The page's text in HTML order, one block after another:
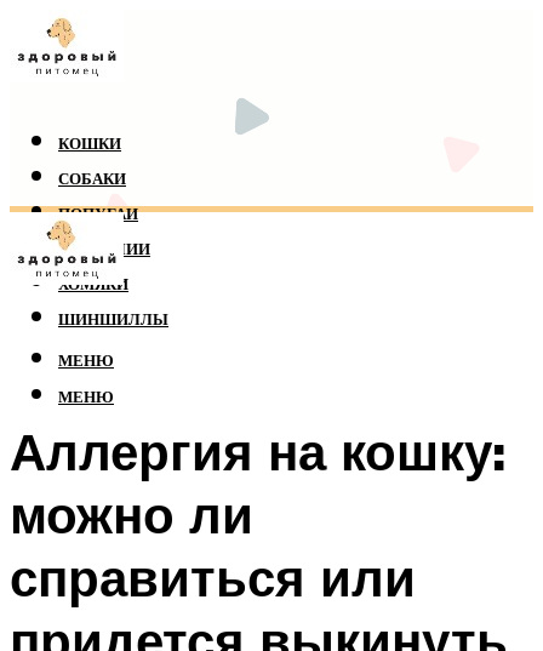
КОШКИ
СОБАКИ
ПОПУГАИ
РЕПТИЛИИ
ХОМЯКИ
ШИНШИЛЛЫ
МЕНЮ
МЕНЮ
Аллергия на кошку:
можно ли
справиться или